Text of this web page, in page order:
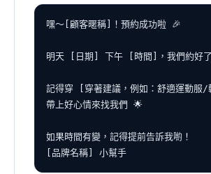
嘿～[顧客暱稱]！預約成功啦 🎉
明天 [日期] 下午 [時間]，我們約好
記得穿 [穿著建議，例如：舒適運動服/
帶上好心情來找我們 🌟
如果時間有變，記得提前告訴我喲！
[品牌名稱] 小幫手